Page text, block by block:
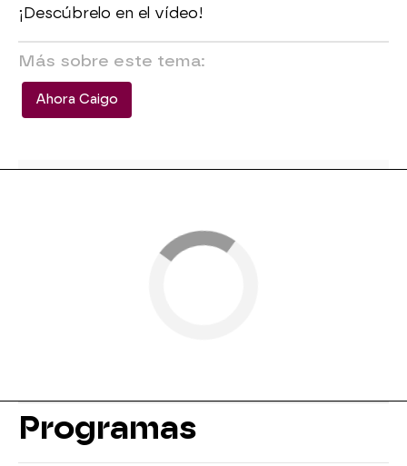
¡Descúbrelo en el vídeo!
Más sobre este tema:
Ahora Caigo
Programas